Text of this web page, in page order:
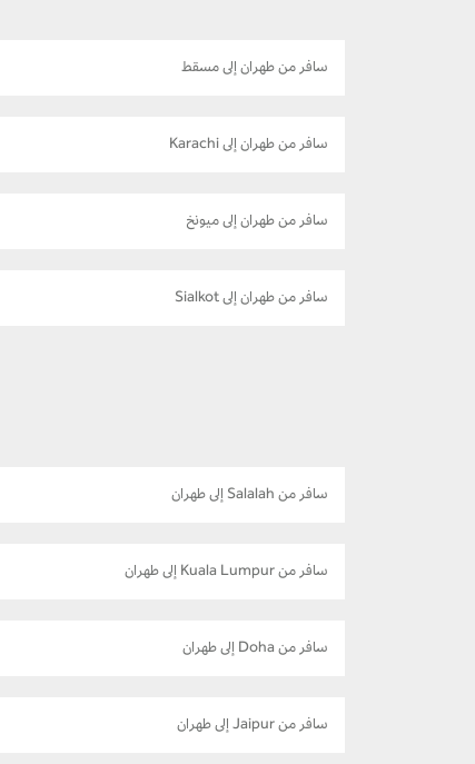
سافر من طهران إلى مسقط
سافر من طهران إلى Karachi
سافر من طهران إلى ميونخ
سافر من طهران إلى Sialkot
سافر من Salalah إلى طهران
سافر من Kuala Lumpur إلى طهران
سافر من Doha إلى طهران
سافر من Jaipur إلى طهران